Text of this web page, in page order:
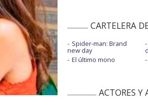
CARTELERA
Spider-man: Brand
new day
El último mono
ACTORES Y